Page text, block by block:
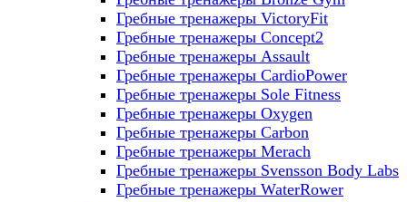
Гребные тренажеры VictoryFit
Гребные тренажеры Concept2
Гребные тренажеры Assault
Гребные тренажеры CardioPower
Гребные тренажеры Sole Fitness
Гребные тренажеры Oxygen
Гребные тренажеры Carbon
Гребные тренажеры Merach
Гребные тренажеры Svensson Body Labs
Гребные тренажеры WaterRower